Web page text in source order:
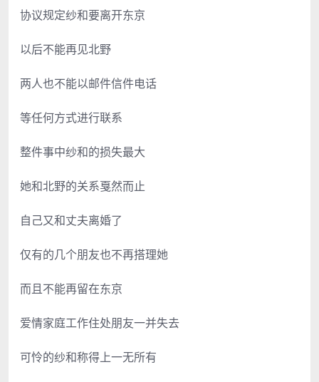
协议规定纱和要离开东京
以后不能再见北野
两人也不能以邮件信件电话
等任何方式进行联系
整件事中纱和的损失最大
她和北野的关系戛然而止
自己又和丈夫离婚了
仅有的几个朋友也不再搭理她
而且不能再留在东京
爱情家庭工作住处朋友一并失去
可怜的纱和称得上一无所有